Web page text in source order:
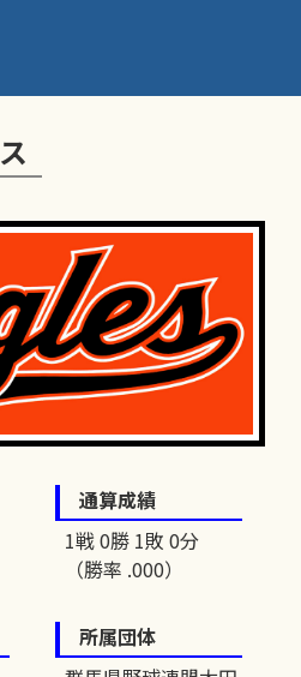
通算成績
1戦 0勝 1敗 0分
（勝率 .000）
所属団体